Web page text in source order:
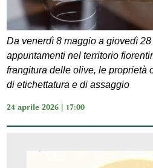
Da venerdì 8 maggio a giovedì
appuntamenti nel territorio
frangitura delle olive, le proprietà
di etichettatura e di assaggio
24 aprile 2026 | 17:00